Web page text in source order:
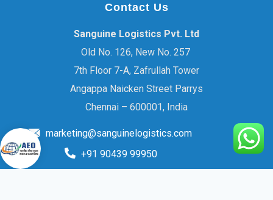
Contact Us
Sanguine Logistics Pvt. Ltd
Old No. 126, New No. 257
7th Floor 7-A, Zafrullah Tower
Angappa Naicken Street Parrys
Chennai – 600001, India
marketing@sanguinelogistics.com
+91 90439 99950